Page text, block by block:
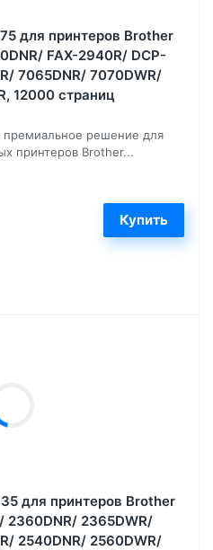
для принтеров Brother
FAX-2940R/ DCP-
7065DNR/ 7070DWR/
12000 страниц
премиальное решение для
принтеров Brother...
для принтеров Brother
2360DNR/ 2365DWR/
2540DNR/ 2560DWR/